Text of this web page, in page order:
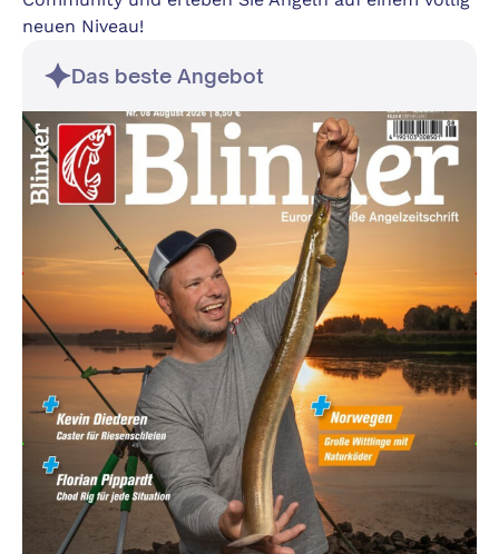
neuen Niveau!
Das beste Angebot